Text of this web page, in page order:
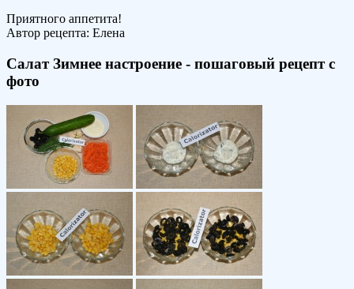
Приятного аппетита!
Автор рецепта: Елена
Салат Зимнее настроение - пошаговый рецепт с
фото